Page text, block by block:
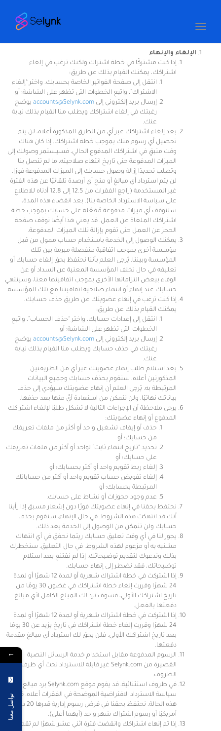
Toggle
الإلغاء والإنهاء
إذا كنت مشتركًا في خطة اشتراك ولكنك ترغب في إلغاء
اشتراكك، يمكنك القيام بذلك عن طريق:
انتقل إلى صفحة الفواتير الخاصة بحسابك، واختر “إلغاء
الاشتراك”، واتبع الخطوات التي تظهر على الشاشة؛ أو
إرسال بريد إلكتروني إلى accounts@Selynk.com يوضح
رغبتك في إلغاء اشتراكك ويطلب منا القيام بذلك نيابة
عنك.
بعد إلغاء اشتراكك عبر أي من الطرق المذكورة أعلاه، لن يتم
تحصيل أي رسوم منك بموجب خطة اشتراكك. إذا كان هناك
وقت متبقٍ في اشتراكك المدفوع الحالي، فسيستمر وصولك إلى
الميزات المدفوعة حتى تاريخ انتهاء صلاحيته، ما لم تتصل بنا
وتطلب تحديدًا إزالة وصول حسابك إلى الميزات المدفوعة فورًا.
لن يتم استرداد أي مبالغ أو منح أي أرصدة تلقائيًا عن هذه الفترة
غير المستخدمة (راجع الفقرات من 12.5 إلى 12.8 أدناه للاطلاع
على سياسة الاسترداد الخاصة بنا). بعد انقضاء هذه المدة،
ستتوقف أي ميزات مدفوعة مُفعّلة على حسابك بموجب خطة
اشتراكك الملغاة عن العمل. قد يعني هذا أيضًا توقف صفحة
الحجز عن العمل حتى تقوم بإزالة تلك الميزات المدفوعة.
يمكنك الوصول إلى الخدمة باستخدام حساب ممول من قبل
مؤسسة أخرى بموجب اتفاقية منفصلة مبرمة بين تلك
المؤسسة وبيننا. يُرجى العلم بأننا نحتفظ بحق إلغاء حسابك أو
تعليقه في حال تخلف المؤسسة المعنية عن السداد أو عن
الوفاء ببعض التزاماتها الأخرى بموجب اتفاقيتها معنا، وسينتهي
حسابك عند إنهاء أو انتهاء صلاحية اتفاقيتنا مع تلك المؤسسة.
إذا كنت ترغب في إنهاء عضويتك عن طريق حذف حسابك،
يمكنك القيام بذلك عن طريق:
انتقل إلى إعدادات حسابك، واختر “حذف الحساب”، واتبع
الخطوات التي تظهر على الشاشة؛ أو
إرسال بريد إلكتروني إلى accounts@Selynk.com يوضح
رغبتك في حذف حسابك ويطلب منا القيام بذلك نيابة
عنك.
بعد استلام طلب إنهاء عضويتك عبر أي من الطريقتين
المذكورتين أعلاه، سنقوم بحذف حسابك وجميع البيانات
المرتبطة به. يُرجى العلم أن إنهاء عضويتك سيؤدي إلى حذف
بياناتك نهائيًا، ولن نتمكن من استعادة أيٍّ منها بعد حذفها.
يرجى ملاحظة أن الإجراءات التالية لا تشكل طلبًا لإلغاء اشتراكك
المدفوع أو إنهاء عضويتك:
حذف أو إيقاف تشغيل واحد أو أكثر من ملفات تعريفك
من حسابك؛ أو
تحديد “تاريخ انتهاء ثابت” لواحد أو أكثر من ملفات تعريفك
على حسابك؛ أو
إلغاء ربط تقويم واحد أو أكثر بحسابك؛ أو
إلغاء تفويض حساب تقويم واحد أو أكثر من حساباتك
المرتبطة بحسابك؛ أو
عدم وجود حجوزات أو نشاط على حسابك.
نحتفظ بحقنا في إنهاء عضويتك فورًا دون إشعار مسبق إذا رأينا
أنك قد انتهكت هذه الشروط. في حال الإنهاء، سنقوم بحذف
حسابك ولن تتمكن من الوصول إلى الخدمة بعد ذلك.
يجوز لنا في أي وقت تعليق حسابك ريثما نحقق في أي انتهاك
مشتبه به أو مزعوم لهذه الشروط. في حال التعليق، سنخطرك
بذلك وندعوك لتقديم توضيحاتك. إذا لم نقتنع بعد استلام
توضيحاتك، فقد نضطر إلى إنهاء حسابك.
إذا اشتركت في خطة اشتراك شهرية أو لمدة 12 شهرًا أو لمدة
24 شهرًا وقررت إلغاء خطة اشتراكك في غضون 30 يومًا من
تاريخ اشتراكك الأولي، فسوف نرد لك المبلغ الكامل لأي مبالغ
دفعتها بالفعل.
إذا اشتركت في خطة اشتراك شهرية أو لمدة 12 شهرًا أو لمدة
24 شهرًا وقررت إلغاء خطة اشتراكك في تاريخ يزيد عن 30 يومًا
بعد تاريخ اشتراكك الأولي، فلن يحق لك استرداد أي مبالغ مقدمة
دفعتها.
الرسوم المدفوعة مقابل استخدام خدمة الرسائل النصية
القصيرة من Selynk.com غير قابلة للاسترداد تحت أي ظرف من
الظروف.
في ظروف استثنائية، قد يقوم موقع Selynk.com برد مبالغ تتجاوز
سياسة الاسترداد الافتراضية الموضحة في الفقرات أعلاه. في
هذه الحالة، نحتفظ بحقنا في فرض رسوم إدارية قدرها 20 دولارًا
أمريكيًا أو رسوم اشتراك شهر واحد (أيهما أعلى).
إذا تم إنهاء اشتراكك وانقضت فترة اثني عشر شهرًا لم تقم
←
تواصل معنا